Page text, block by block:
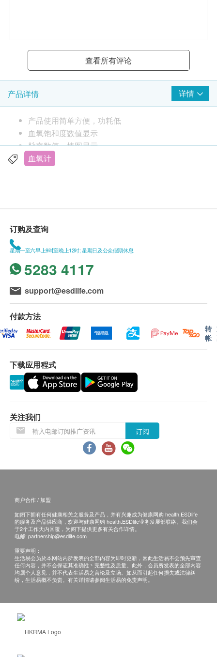
查看所有评论
产品详情 详情
产品使用简单方便，功耗低
血氧饱和度数值显示
脉率数值、棒图显示
脉搏波形显示
血氧计
订购及查询
星期一至六早上9时至晚上12时; 星期日及公众假期休息
5283 4117
support@esdlife.com
付款方法
转
帐
下载应用程式
关注我们
订阅
商户合作 / 加盟
如阁下拥有任何健康相关之服务及产品，并有兴趣成为健康网购 health.ESDlife
的服务及产品供应商，欢迎与健康网购 health.ESDlife业务发展部联络。我们会
于2个工作天内回覆，为阁下提供更多有关合作详情。
电邮: partnership@esdlife.com
重要声明：
生活易会员於本网站内所发表的全部内容为即时更新，因此生活易不会预先审查
任何内容，并不会保证其准确性丶完整性及质量。此外，会员所发表的全部内容
均属个人意见，并不代表生活易之言论及立场。如从而引起任何损失或法律纠
纷，生活易概不负责。有关详情请参阅生活易的免责声明。